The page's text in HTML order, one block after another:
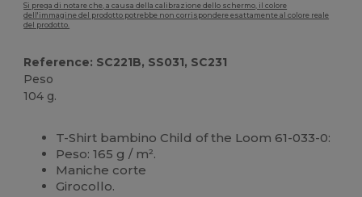
Si prega di notare che, a causa della calibrazione dello schermo, il colore
dell'immagine del prodotto potrebbe non corrispondere esattamente al colore reale
del prodotto.
Reference: SC221B, SS031, SC231
Peso
104 g.
T-Shirt bambino Child of the Loom 61-033-0:
Peso: 165 g / m².
Maniche corte
Girocollo.